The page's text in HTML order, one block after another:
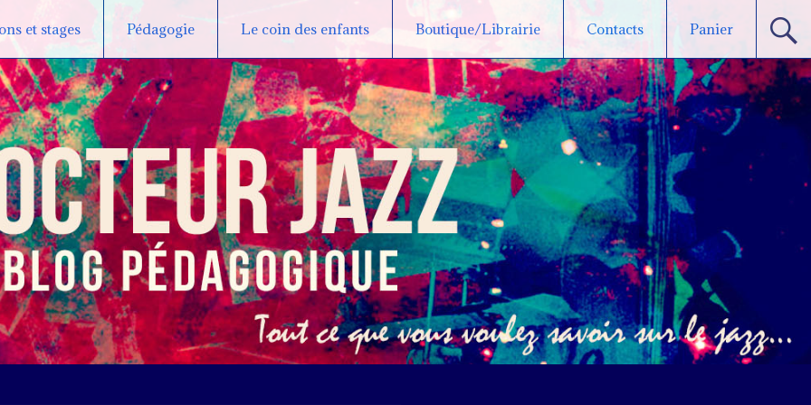
et stages Pédagogie Le coin des enfants Boutique/Librairie Contacts Panier